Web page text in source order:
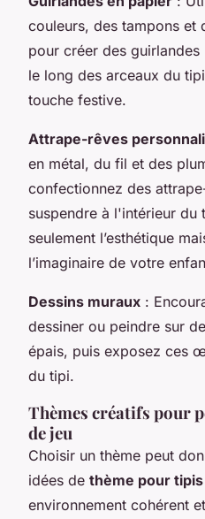
couleurs, des tampons et
pour créer des
le long des arceaux du
touche festive.
Attrape-rêves
en métal, du fil et des
confectionnez des
suspendre à l'intérieur du
seulement l’esthétique
l’imaginaire de votre
Dessins muraux :
dessiner ou peindre sur
épais, puis exposez ces
du tipi.
Thèmes créatifs pour
de jeu
Choisir un thème peut
idées de thème pour tipis
environnement cohérent